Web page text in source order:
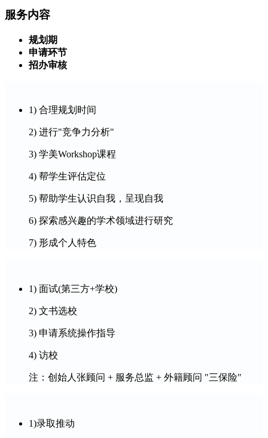
服务内容
规划期
申请环节
招办审核
1) 合理规划时间
2) 进行"竞争力分析"
3) 学美Workshop课程
4) 帮学生评估定位
5) 帮助学生认识自我，呈现自我
6) 探索感兴趣的学术领域进行研究
7) 形成个人特色
1) 面试(第三方+学校)
2) 文书选校
3) 申请系统操作指导
4) 访校
注：创始人张顾问 + 服务总监 + 外籍顾问 "三保险"
1)录取推动